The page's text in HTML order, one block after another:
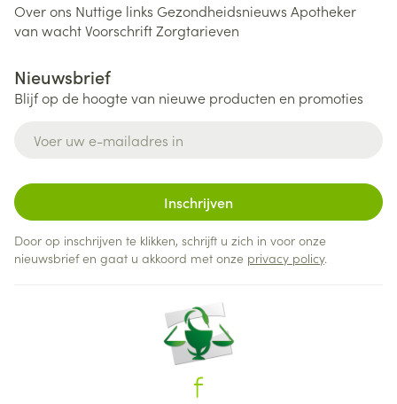
Over ons Nuttige links Gezondheidsnieuws Apotheker
van wachtVoorschriftZorgtarieven
Nieuwsbrief
Blijf op de hoogte van nieuwe producten en promoties
Inschrijven
Door op inschrijven te klikken, schrijft u zich in voor onze
nieuwsbrief en gaat u akkoord met onze privacy policy.